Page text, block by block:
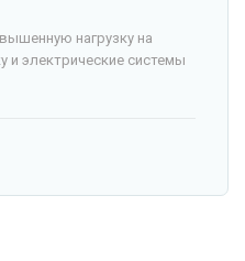
нагрузку на
и электрические системы